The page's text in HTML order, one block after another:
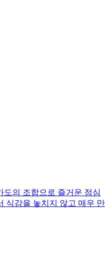
도의 조합으로 즐거운 점심
식감을 놓치지 않고 매우 만